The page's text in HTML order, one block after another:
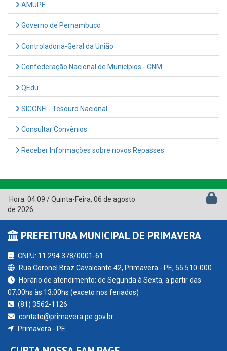
AMUPE
Governo de Pernambuco
Controladoria-Geral da União
Confederação Nacional de Municípios - CNM
QEdu
SICONFI - Tesouro Nacional
Consultar Convênios
Receber Informações sobre novos Repasses
Hora: 04:09 /Quinta-Feira, 06 de agosto
de 2026
PREFEITURA MUNICIPAL DE PRIMAVERA
CNPJ: 11.294.378/0001-61
Rua Coronel Braz Cavalcante 42, Primavera - PE, 55.510-000
Horário de atendimento: de Segunda à Sexta, a partir das
07:00hs às 13:00hs (exceto nos feriados)
(81) 3562-1126
contato@primavera.pe.gov.br
Primavera - PE